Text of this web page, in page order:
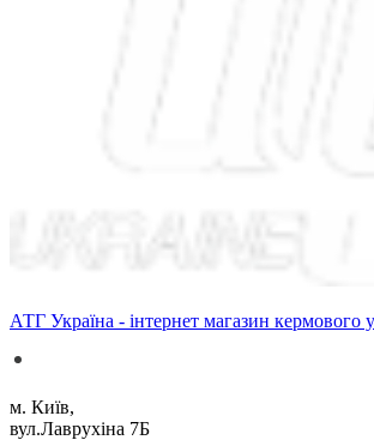
АТГ Україна - інтернет магазин кермового
м. Київ,
вул.Лаврухіна 7Б